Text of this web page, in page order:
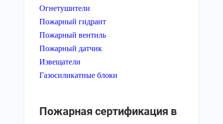
Огнетушители
Пожарный гидрант
Пожарный вентиль
Пожарный датчик
Извещатели
Газосиликатные блоки
Пожарная сертификация в